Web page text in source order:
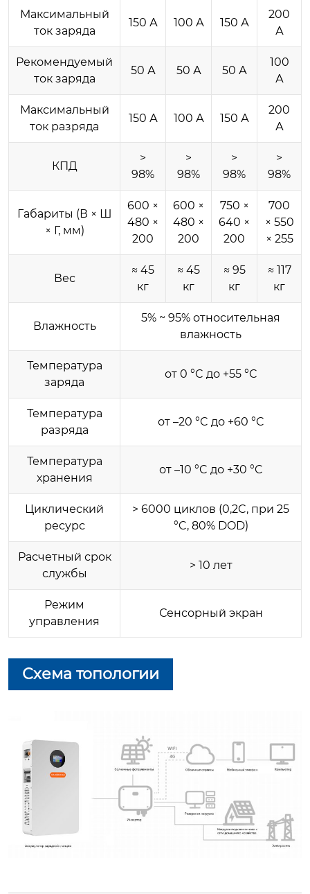
Максимальный
ток заряда
150 А 100 А 150 А
200
А
Рекомендуемый
ток заряда
50 А 50 А 50 А
100
А
Максимальный
ток разряда
150 А 100 А 150 А
200
А
КПД
>
98%
>
98%
>
98%
>
98%
Габариты (В × Ш
× Г, мм)
600 ×
480 ×
200
600 ×
480 ×
200
750 ×
640 ×
200
700
× 550
× 255
Вес
≈ 45
кг
≈ 45
кг
≈ 95
кг
≈ 117
кг
Влажность
5% ~ 95% относительная
влажность
Температура
заряда
от 0 °C до +55 °C
Температура
разряда
от –20 °C до +60 °C
Температура
хранения
от –10 °C до +30 °C
Циклический
ресурс
> 6000 циклов (0,2C, при 25
°C, 80% DOD)
Расчетный срок
службы
> 10 лет
Режим
управления
Сенсорный экран
Схема топологии